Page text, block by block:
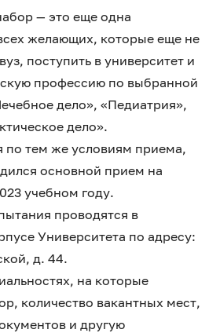
— это еще одна
желающих, которые еще не
поступить в университет и
профессию по выбранной
дело», «Педиатрия»,
дело».
по тем же условиям приема,
основной прием на
учебном году.
проводятся в
Университета по адресу:
д. 44.
на которые
количество вакантных мест,
и другую